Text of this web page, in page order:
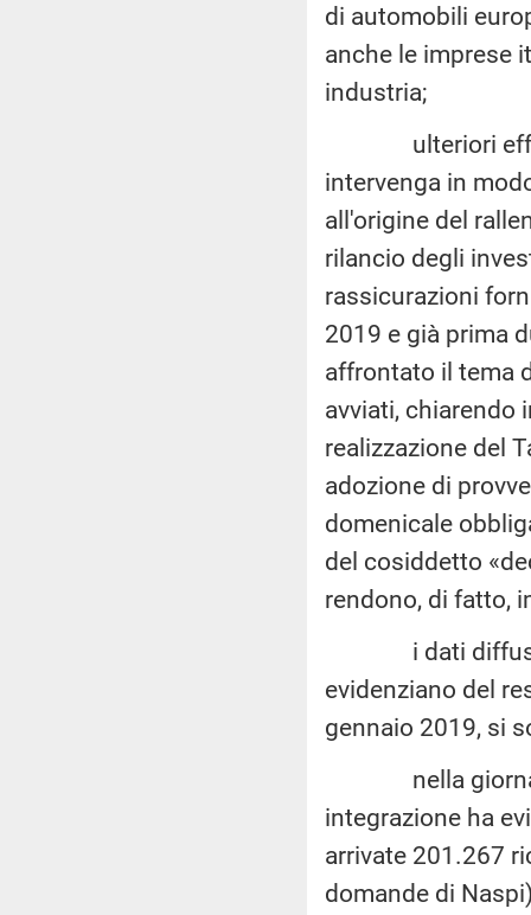
di automobili
anche le imprese
industria;
ulteriori effetti
intervenga in
all'origine del
rilancio degli
rassicurazioni
2019 e già prima
affrontato il tema
avviati, chiarendo
realizzazione del
adozione di
domenicale
del cosiddetto
rendono, di fatto,
i dati diffusi
evidenziano del
gennaio 2019, si
nella giornata
integrazione ha
arrivate 201.267
domande di